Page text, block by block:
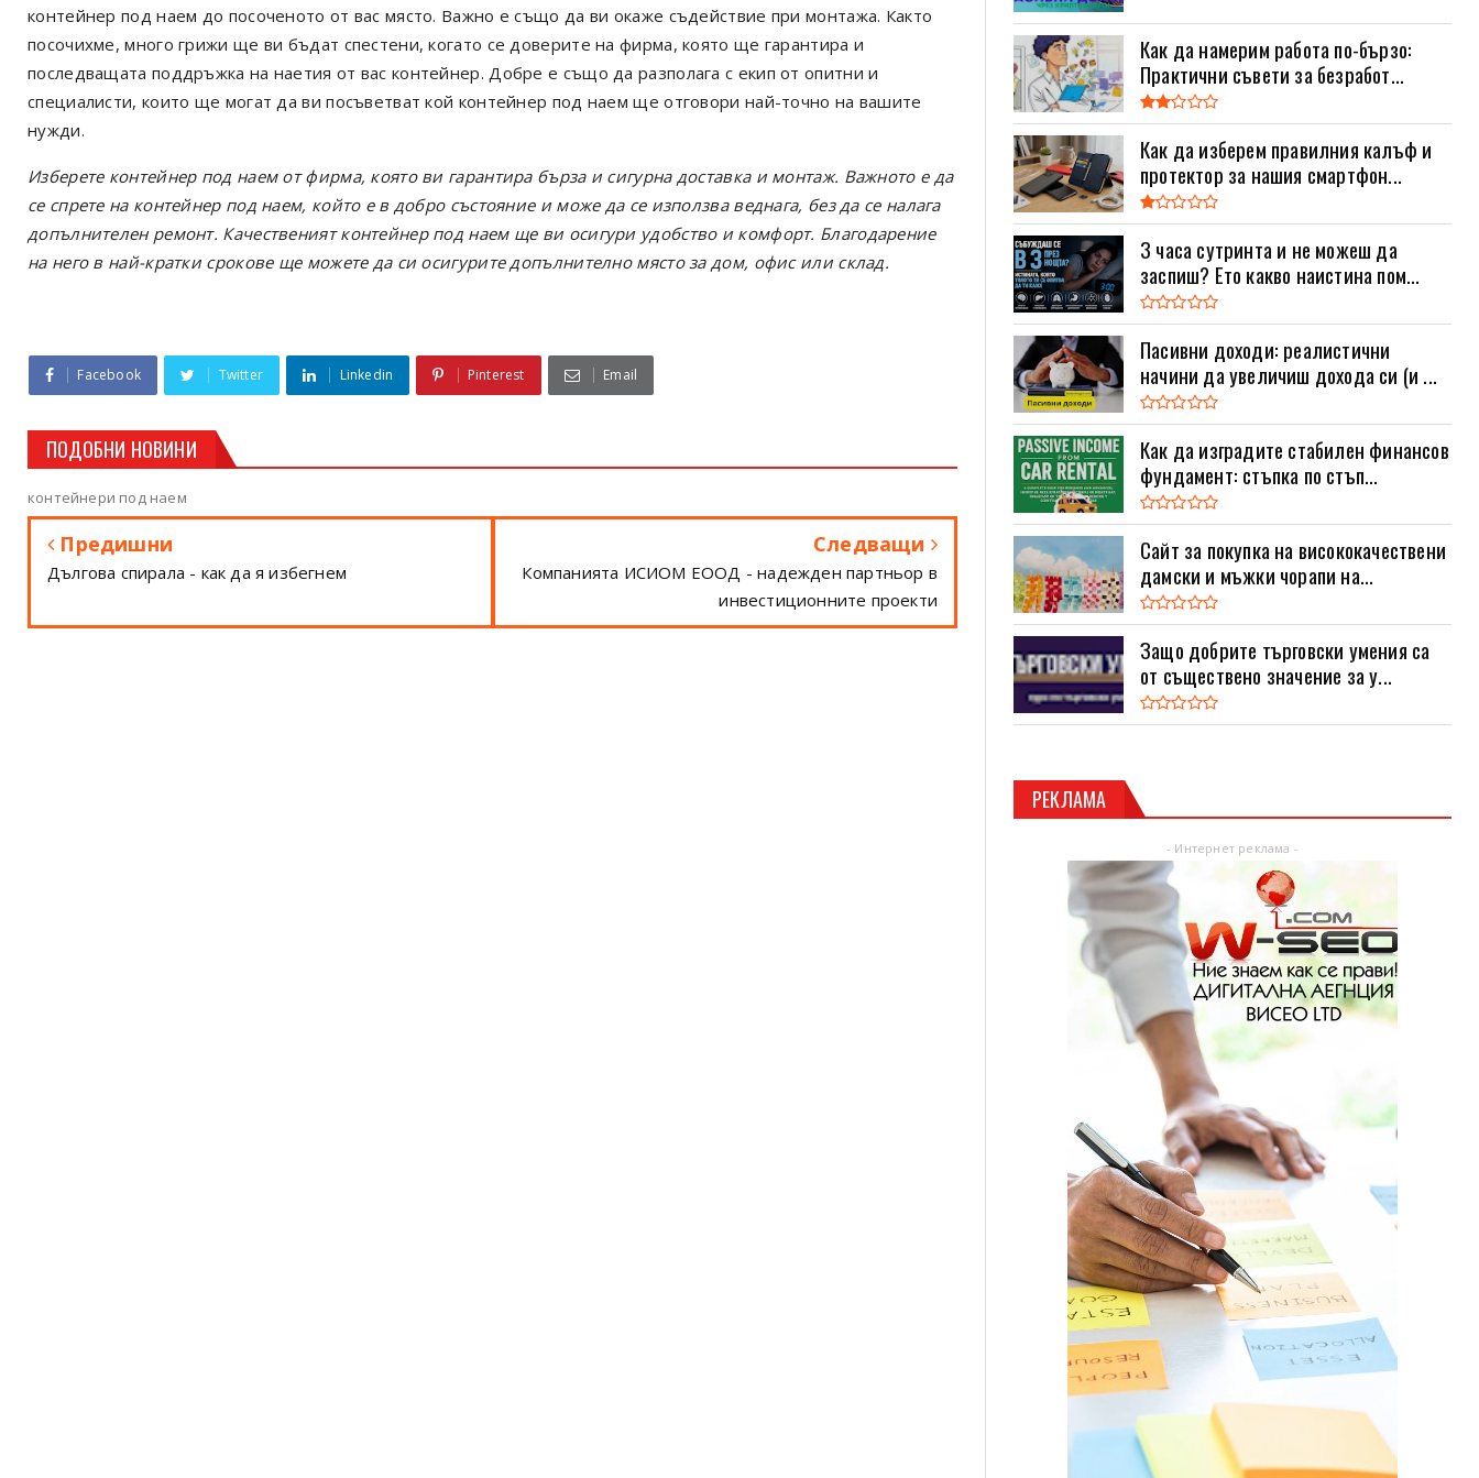
контейнер под наем до посоченото от вас място. Важно е също да ви окаже съдействие при монтажа. Както
посочихме, много грижи ще ви бъдат спестени, когато се доверите на фирма, която ще гарантира и
последващата поддръжка на наетия от вас контейнер. Добре е също да разполага с екип от опитни и
специалисти, които ще могат да ви посъветват кой контейнер под наем ще отговори най-точно на вашите
нужди.
Изберете контейнер под наем от фирма, която ви гарантира бърза и сигурна доставка и монтаж. Важното е да
се спрете на контейнер под наем, който е в добро състояние и може да се използва веднага, без да се налага
допълнителен ремонт. Качественият контейнер под наем ще ви осигури удобство и комфорт. Благодарение
на него в най-кратки срокове ще можете да си осигурите допълнително място за дом, офис или склад.
Facebook Twitter Linkedin Pinterest Email
ПОДОБНИ НОВИНИ
контейнери под наем
Предишни
Дългова спирала - как да я избегнем
Следващи
Компанията ИСИОМ ЕООД - надежден партньор в
инвестиционните проекти
Как да намерим работа по-бързо:
Практични съвети за безработ...
Как да изберем правилния калъф и
протектор за нашия смартфон...
3 часа сутринта и не можеш да
заспиш? Ето какво наистина пом...
Пасивни доходи: реалистични
начини да увеличиш дохода си (и ...
Как да изградите стабилен финансов
фундамент: стъпка по стъп...
Сайт за покупка на висококачествени
дамски и мъжки чорапи на...
Защо добрите търговски умения са
от съществено значение за у...
РЕКЛАМА
- Интернет реклама -